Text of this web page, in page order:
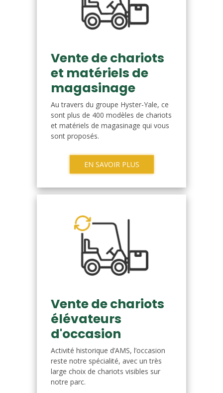
Vente de chariots
et matériels de
magasinage
Au travers du groupe Hyster-Yale, ce
sont plus de 400 modèles de chariots
et matériels de magasinage qui vous
sont proposés.
EN SAVOIR PLUS
Vente de chariots
élévateurs
d'occasion
Activité historique d’AMS, l’occasion
reste notre spécialité, avec un très
large choix de chariots visibles sur
notre parc.